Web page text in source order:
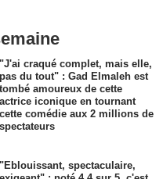
"J'ai craqué complet, mais elle,
pas du tout" : Gad Elmaleh est
tombé amoureux de cette
actrice iconique en tournant
cette comédie aux 2 millions de
spectateurs
"Eblouissant, spectaculaire,